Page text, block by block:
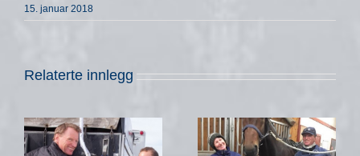
15. januar 2018
Relaterte innlegg